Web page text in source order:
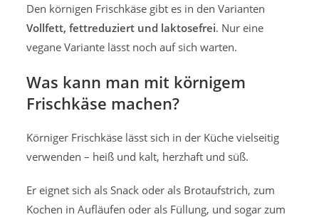
Den körnigen Frischkäse gibt es in den Varianten
Vollfett, fettreduziert und laktosefrei. Nur eine
vegane Variante lässt noch auf sich warten.
Was kann man mit körnigem
Frischkäse machen?
Körniger Frischkäse lässt sich in der Küche vielseitig
verwenden – heiß und kalt, herzhaft und süß.
Er eignet sich als Snack oder als Brotaufstrich, zum
Kochen in Aufläufen oder als Füllung, und sogar zum